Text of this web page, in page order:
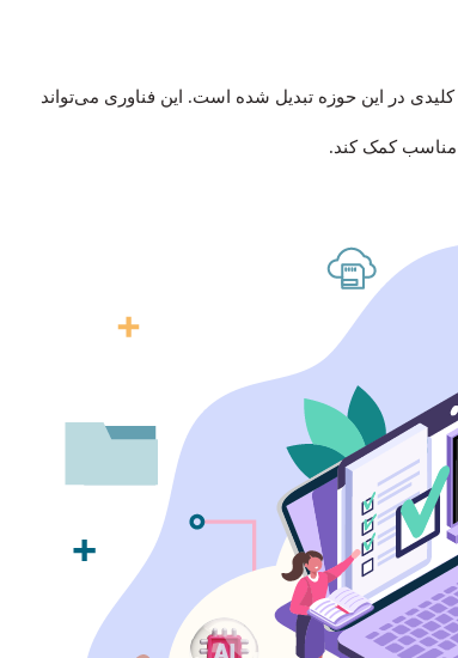
در این حوزه تبدیل شده است. این فناوری می‌تواند
مناسب کمک کند.